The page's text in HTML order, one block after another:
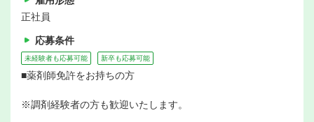
正社員
応募条件
未経験者も応募可能 新卒も応募可能
■薬剤師免許をお持ちの方
※調剤経験者の方も歓迎いたします。